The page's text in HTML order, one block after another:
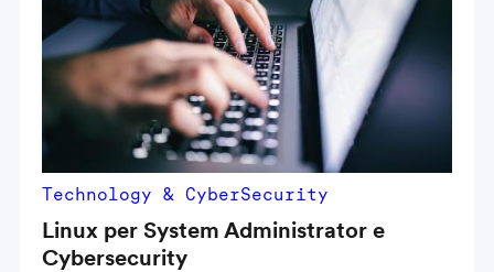
Technology & CyberSecurity
Linux per System Administrator e
Cybersecurity